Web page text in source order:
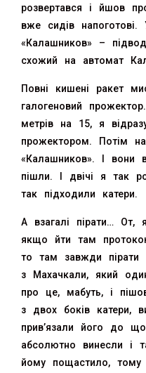
розвертався і йшов
вже сидів
«Калашников» –
схожий на автомат
Повні кишені ракет
галогеновий
метрів на 15, я
прожектором. Потім
«Калашников». І вони
пішли. І двічі я так
так підходили катери.
А взагалі пірати… От,
якщо йти там
то там завжди пірати
з Махачкали, який
про це, мабуть, і
з двох боків катери,
прив’язали його до
абсолютно винесли і
йому пощастило,